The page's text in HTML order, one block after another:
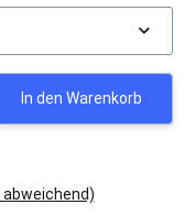
In den Warenkorb
abweichend)